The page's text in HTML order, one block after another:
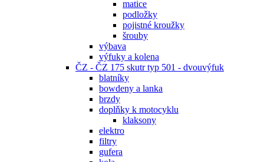
matice
podložky
pojistné kroužky
šrouby
výbava
výfuky a kolena
ČZ - ČZ 175 skutr typ 501 - dvouvýfuk
blatníky
bowdeny a lanka
brzdy
doplňky k motocyklu
klaksony
elektro
filtry
gufera